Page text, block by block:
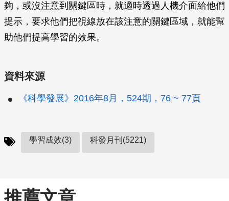
夠，或沒注意到關鍵區時，就適時透過人機介面給他們
提示，要求他們把視線放在該注意的關鍵區域，就能幫
助他們提高學習的效果。
資料來源
《科學發展》2016年8月，524期，76 ~ 77頁
學習成效(3) 科發月刊(5221)